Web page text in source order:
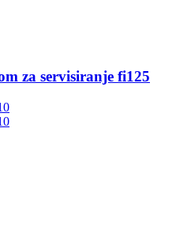
za servisiranje fi125